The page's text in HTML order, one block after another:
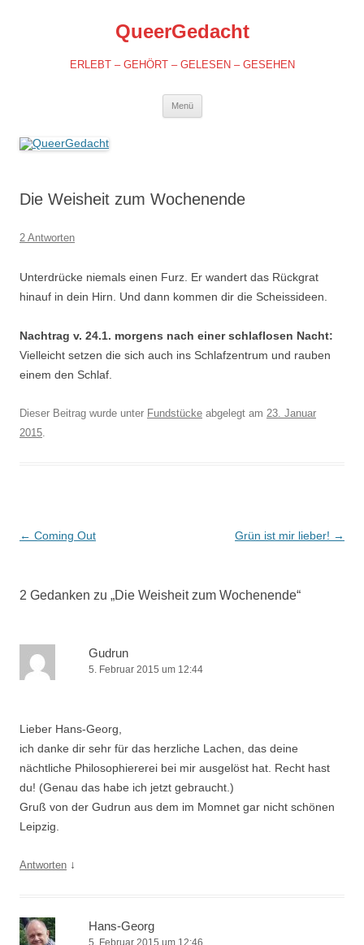
QueerGedacht
ERLEBT – GEHÖRT – GELESEN – GESEHEN
Menü
Die Weisheit zum Wochenende
2 Antworten
Unterdrücke niemals einen Furz. Er wandert das Rückgrat
hinauf in dein Hirn. Und dann kommen dir die Scheissideen.
Nachtrag v. 24.1. morgens nach einer schlaflosen Nacht:
Vielleicht setzen die sich auch ins Schlafzentrum und rauben
einem den Schlaf.
Dieser Beitrag wurde unter Fundstücke abgelegt am 23. Januar
2015.
Beitrags-
← Coming Out Grün ist mir lieber! →
2 Gedanken zu „Die Weisheit zum Wochenende“
Gudrun
5. Februar 2015 um 12:44
Lieber Hans-Georg,
ich danke dir sehr für das herzliche Lachen, das deine
nächtliche Philosophiererei bei mir ausgelöst hat. Recht hast
du! (Genau das habe ich jetzt gebraucht.)
Gruß von der Gudrun aus dem im Momnet gar nicht schönen
Leipzig.
Antworten ↓
Hans-Georg
5. Februar 2015 um 12:46